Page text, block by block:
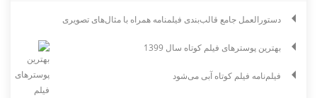
دستورالعمل جامع قالب‌بندی فیلمنامه همراه با مثال‌های تصویری
بهترین پوسترهای فیلم کوتاه سال 1399
فیلم‌نامه فیلم کوتاه آبی می‌شود